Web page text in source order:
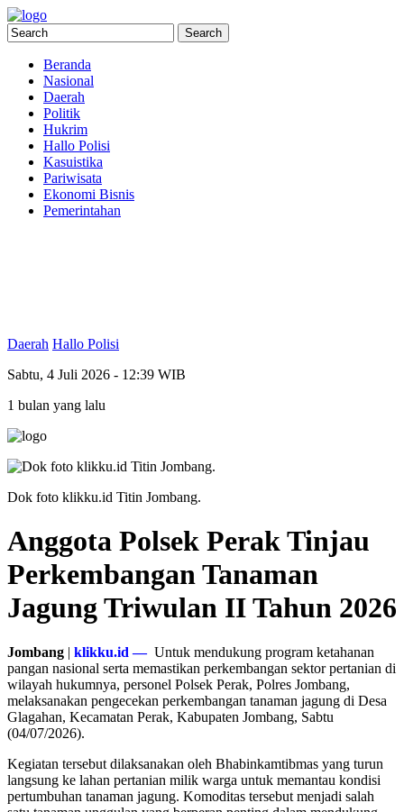
Beranda
Nasional
Daerah
Politik
Hukrim
Hallo Polisi
Kasuistika
Pariwisata
Ekonomi Bisnis
Pemerintahan
Daerah Hallo Polisi
Sabtu, 4 Juli 2026 - 12:39 WIB
1 bulan yang lalu
Dok foto klikku.id Titin Jombang.
Anggota Polsek Perak Tinjau
Perkembangan Tanaman
Jagung Triwulan II Tahun 2026
Jombang | klikku.id — Untuk mendukung program ketahanan
pangan nasional serta memastikan perkembangan sektor pertanian di
wilayah hukumnya, personel Polsek Perak, Polres Jombang,
melaksanakan pengecekan perkembangan tanaman jagung di Desa
Glagahan, Kecamatan Perak, Kabupaten Jombang, Sabtu
(04/07/2026).
Kegiatan tersebut dilaksanakan oleh Bhabinkamtibmas yang turun
langsung ke lahan pertanian milik warga untuk memantau kondisi
pertumbuhan tanaman jagung. Komoditas tersebut menjadi salah